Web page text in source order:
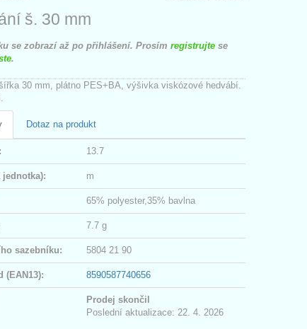
š. 30 mm
se zobrazí až po přihlášení. Prosím registrujte se
.
30 mm, plátno PES+BA, výšivka viskózové hedvábí.
Dotaz na produkt
13.7
jednotka): m
65% polyester,35% bavlna
7.7 g
sazebníku: 5804 21 90
(EAN13): 8590587740656
Prodej skončil
Poslední aktualizace: 22. 4. 2026